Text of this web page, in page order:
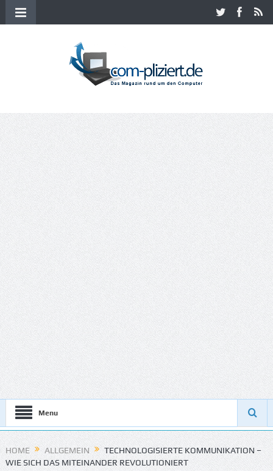
Menu
HOME ALLGEMEIN
TECHNOLOGISIERTE KOMMUNIKATION –
WIE SICH DAS MITEINANDER REVOLUTIONIERT